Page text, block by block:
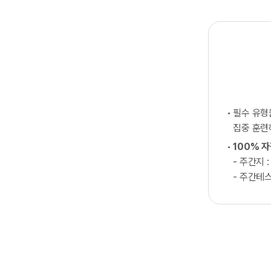
필수 유
집중 훈
100% 자
- 주간지
- 주간테